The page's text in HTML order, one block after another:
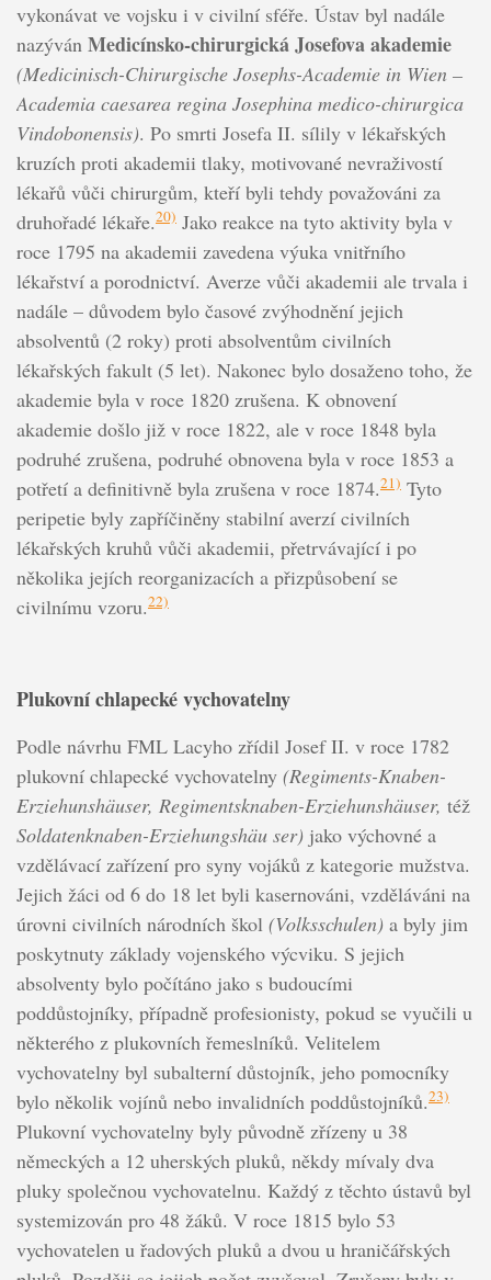
vykonávat ve vojsku i v civilní sféře. Ústav byl nadále
nazýván Medicínsko-chirurgická Josefova akademie
(Medicinisch-Chirurgische Josephs-Academie in Wien –
Academia caesarea regina Josephina medico-chirurgica
Vindobonensis). Po smrti Josefa II. sílily v lékařských
kruzích proti akademii tlaky, motivované nevraživostí
lékařů vůči chirurgům, kteří byli tehdy považováni za
druhořadé lékaře.20)Jako reakce na tyto aktivity byla v
roce 1795 na akademii zavedena výuka vnitřního
lékařství a porodnictví. Averze vůči akademii ale trvala i
nadále – důvodem bylo časové zvýhodnění jejich
absolventů (2 roky) proti absolventům civilních
lékařských fakult (5 let). Nakonec bylo dosaženo toho, že
akademie byla v roce 1820 zrušena. K obnovení
akademie došlo již v roce 1822, ale v roce 1848 byla
podruhé zrušena, podruhé obnovena byla v roce 1853 a
potřetí a definitivně byla zrušena v roce 1874.21)Tyto
peripetie byly zapříčiněny stabilní averzí civilních
lékařských kruhů vůči akademii, přetrvávající i po
několika jejích reorganizacích a přizpůsobení se
civilnímu vzoru.22)
Plukovní chlapecké vychovatelny
Podle návrhu FML Lacyho zřídil Josef II. v roce 1782
plukovní chlapecké vychovatelny (Regiments-Knaben-
Erziehunshäuser, Regimentsknaben-Erziehunshäuser, též
Soldatenknaben-Erziehungshäu ser)jako výchovné a
vzdělávací zařízení pro syny vojáků z kategorie mužstva.
Jejich žáci od 6 do 18 let byli kasernováni, vzděláváni na
úrovni civilních národních škol (Volksschulen)a byly jim
poskytnuty základy vojenského výcviku. S jejich
absolventy bylo počítáno jako s budoucími
poddůstojníky, případně profesionisty, pokud se vyučili u
některého z plukovních řemeslníků. Velitelem
vychovatelny byl subalterní důstojník, jeho pomocníky
bylo několik vojínů nebo invalidních poddůstojníků.23)
Plukovní vychovatelny byly původně zřízeny u 38
německých a 12 uherských pluků, někdy mívaly dva
pluky společnou vychovatelnu. Každý z těchto ústavů byl
systemizován pro 48 žáků. V roce 1815 bylo 53
vychovatelen u řadových pluků a dvou u hraničářských